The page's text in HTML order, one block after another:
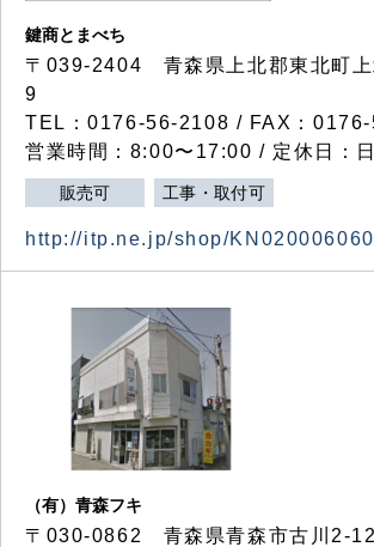
鍵商とまべち
〒039-2404 青森県上北郡東北町
9
TEL：0176-56-2108 / FAX：
営業時間：8:00〜17:00 / 定休日：
販売可 工事・取付可
http://itp.ne.jp/shop/
（有）青森フキ
〒030-0862 青森県青森市古川2-